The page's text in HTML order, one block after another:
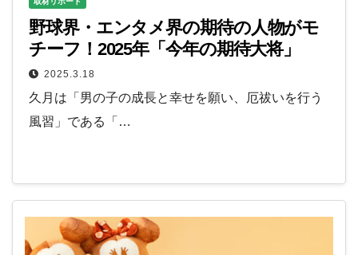
野球界・エンタメ界の期待の人物がモ
チーフ！2025年「今年の期待大将」
2025.3.18
久月は「男の子の成長と幸せを願い、厄祓いを行う
風習」である「…